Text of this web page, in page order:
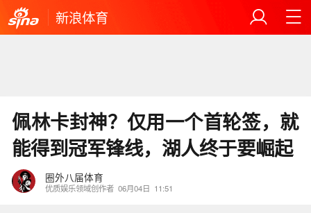
新浪体育
佩林卡封神？仅用一个首轮签，就
能得到冠军锋线，湖人终于要崛起
圈外八届体育
优质娱乐领域创作者 06月04日 11:51